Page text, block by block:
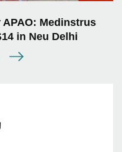
Medinstrus
in Neu Delhi